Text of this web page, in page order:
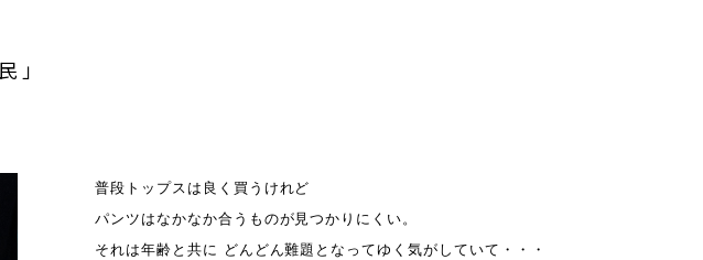
」
普段トップスは良く買うけれど
パンツはなかなか合うものが見つかりにくい。
それは年齢と共に どんどん難題となってゆく気がしていて・・・